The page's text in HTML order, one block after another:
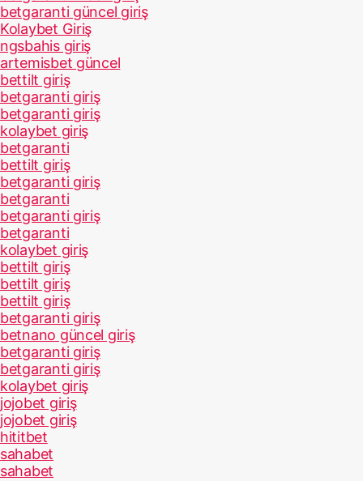
betgaranti güncel giriş
Kolaybet Giriş
ngsbahis giriş
artemisbet güncel
bettilt giriş
betgaranti giriş
betgaranti giriş
kolaybet giriş
betgaranti
bettilt giriş
betgaranti giriş
betgaranti
betgaranti giriş
betgaranti
kolaybet giriş
bettilt giriş
bettilt giriş
bettilt giriş
betgaranti giriş
betnano güncel giriş
betgaranti giriş
betgaranti giriş
kolaybet giriş
jojobet giriş
jojobet giriş
hititbet
sahabet
sahabet